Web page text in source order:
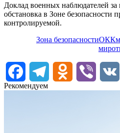
Доклад военных наблюдателей
обстановка в Зоне безопасности
контролируемой.
Зона безопасностиОКК
FacebookTelegram Odnoklassniki
Viber
Рекомендуем